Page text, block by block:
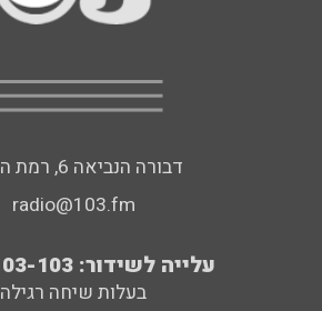
דבורה הנביאה 6, רמת השרון
radio@103.fm
עלייה לשידור: 0552-103-103
בעלות שיחה רגילה